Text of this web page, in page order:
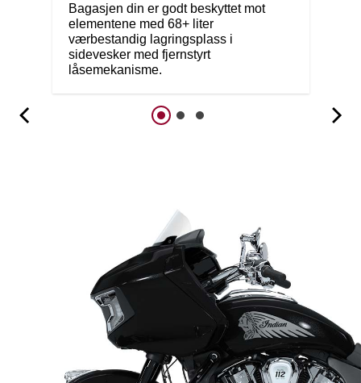
Bagasjen din er godt beskyttet mot
elementene med 68+ liter
værbestandig lagringsplass i
sidevesker med fjernstyrt
låsemekanisme.